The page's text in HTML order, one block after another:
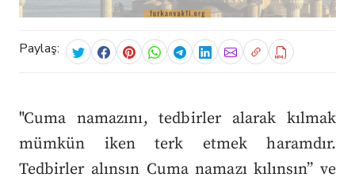
Paylaş:
"Cuma namazını, tedbirler alarak kılmak
mümkün iken terk etmek haramdır.
Tedbirler alınsın Cuma namazı kılınsın” ve